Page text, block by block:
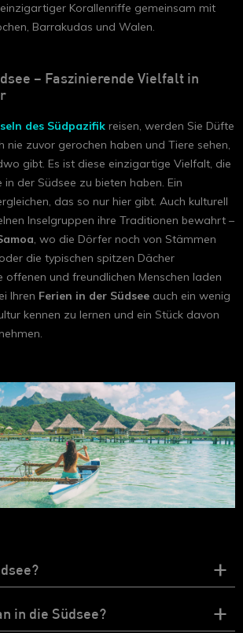
Korallenriffe gemeinsam mit
Barrakudas und Walen.
– Faszinierende Vielfalt in
des Südpazifik reisen, werden Sie Düfte
nie zuvor gerochen haben und Tiere sehen,
gibt. Es ist diese einzigartige Vielfalt, die
in der Südsee zu bieten haben. Ein
das so nur hier gibt. Auch kulturell
Inselgruppen ihre Traditionen bewahrt –
, wo die Dörfer noch von Stämmen
die typischen spitzen Dächer
offenen und freundlichen Menschen laden
Ihren Ferien in der Südsee auch ein wenig
kennen zu lernen und ein Stück davon
+
in die Südsee? +